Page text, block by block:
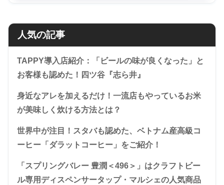
人気の記事
TAPPY導入店紹介：「ビールの味が良くなった」と
お客様も認めた！四ツ谷『志ら井』
身近なアレを加えるだけ！一流店もやっているお米
が美味しく炊ける方法とは？
世界中が注目！スタバも認めた、ベトナム産高級コ
ーヒー「ダラットコーヒー」をご紹介！
「スプリングバレー 豊潤＜496＞」はクラフトビー
ル専用ディスペンサータップ・マルシェの人気商品